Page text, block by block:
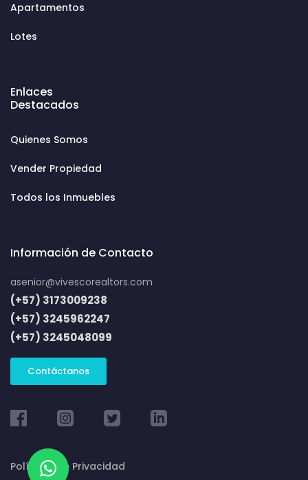
Apartamentos
Lotes
Enlaces
Destacados
Quienes Somos
Vender Propiedad
Todos los Inmuebles
Información de Contacto
asenior@vivescorealtors.com
(+57) 3173009238
(+57) 3245962247
(+57) 3245048099
Contáctanos
Políticas de Privacidad